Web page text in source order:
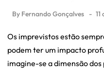
By Fernando Gonçalves
Os imprevistos estão
podem ter um impacto
imagine-se a dimensão